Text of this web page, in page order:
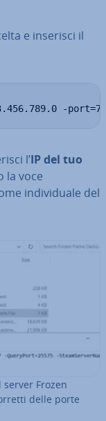
e inserisci il
-
l’IP del tuo
la voce
in­di­vi­dua­le del
Frozen
delle porte